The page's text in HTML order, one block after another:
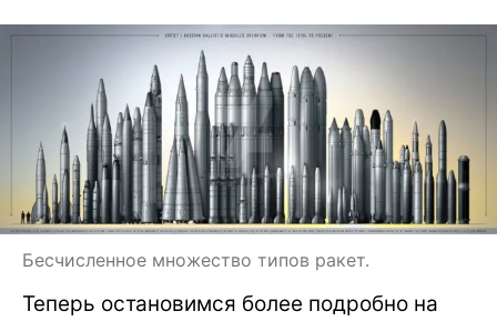
Бесчисленное множество типов ракет.
Теперь остановимся более подробно на